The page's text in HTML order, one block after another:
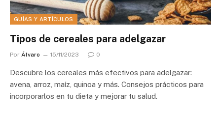
GUÍAS Y ARTÍCULOS
Tipos de cereales para adelgazar
Por Álvaro 15/11/2023 0
Descubre los cereales más efectivos para adelgazar:
avena, arroz, maíz, quinoa y más. Consejos prácticos para
incorporarlos en tu dieta y mejorar tu salud.